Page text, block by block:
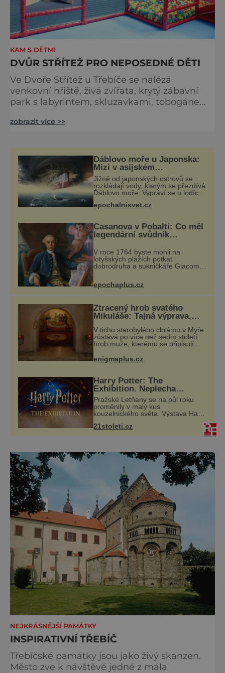
KAM S DĚTMI
DVŮR STŘÍTEŽ PRO NEPOSEDNÉ DĚTI
Ve Dvoře Střítež u Třebíče se nalézá
venkovní hřiště, živá zvířata, krytý zábavní
park s labyrintem, skluzavkami, tobogánem,
hrát, zasportovat si a ověřit svoji šikovnost.
různé atrakce jako třeba zasíťovaný herní
systém – labyrint, aréna pro nejmenší děti,
poznávací
zobrazit více >>
Ďáblovo moře u Japonska:
Mizí v asijském
Bermudském trojúhelníku
lodě ve spárech neznámé
síly?
Jižně od japonských ostrovů se
rozkládají vody, kterým se přezdívá
Ďáblovo moře. Vypráví se o lodích
světlech, zrádných proudech i
epochalnisvet.cz
Casanova v Pobaltí: Co měl
legendární svůdník
zednáři?
V roce 1764 byste mohli na
lotyšských plážích potkat
dobrodruha a sukničkáře Giacoma
výletem, ale ryze pracovní cestou
epochaplus.cz
Ztracený hrob svatého
Mikuláše: Tajná výprava,
relikvii do Itálie
V tichu starobylého chrámu v Myře
zůstává po více než sedm století
hrob muže, kterému se připisují
námořníků v bouřích. Pak ale
přichází rok 1087 a klidné místo se
enigmaplus.cz
Harry Potter: The
Exhibition. Neplecha
zahájena…
Pražské Letňany se na půl roku
proměnily v malý kus
kouzelnického světa. Výstava Harry
Potter™: The Exhibition přivezla do
Česka originální filmové kostýmy a
21stoleti.cz
NEJKRÁSNĚJŠÍ PAMÁTKY
INSPIRATIVNÍ TŘEBÍČ
Třebíčské památky jsou jako živý skanzen.
Město zve k návštěvě jedné z mála